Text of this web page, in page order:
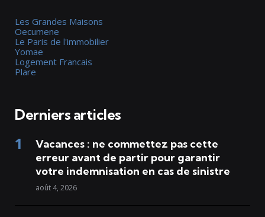
Les Grandes Maisons
Oecumene
Le Paris de l'immobilier
Yomae
Logement Francais
Plare
Derniers articles
Vacances : ne commettez pas cette
erreur avant de partir pour garantir
votre indemnisation en cas de sinistre
août 4, 2026